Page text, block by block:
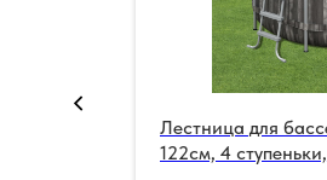
Лестница для
122см, 4